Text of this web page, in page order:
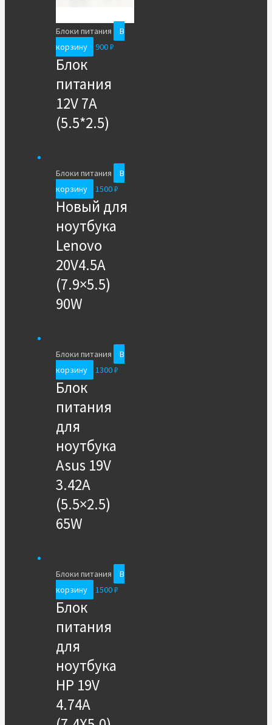
Блоки питания
В
корзину
900₽
Блок
питания
12V 7A
(5.5*2.5)
Блоки питания
В
корзину
1500₽
Новый для
ноутбука
Lenovo
20V4.5A
(7.9×5.5)
90W
Блоки питания
В
корзину
1300₽
Блок
питания
для
ноутбука
Asus 19V
3.42A
(5.5×2.5)
65W
Блоки питания
В
корзину
1500₽
Блок
питания
для
ноутбука
HP 19V
4.74A